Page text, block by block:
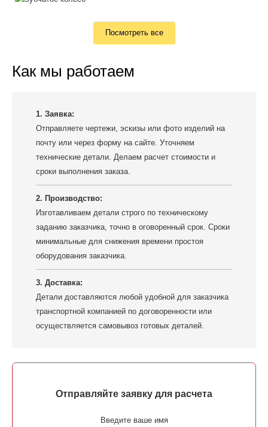
Посмотреть все
Как мы работаем
1. Заявка:
Отправляете чертежи, эскизы или фото изделий на
почту или через форму на сайте. Уточняем
технические детали. Делаем расчет стоимости и
сроки выполнения заказа.
2. Производство:
Изготавливаем детали строго по техническому
заданию заказчика, точно в оговоренный срок. Сроки
минимальные для снижения времени простоя
оборудования заказчика.
3. Доставка:
Детали доставляются любой удобной для заказчика
транспортной компанией по договоренности или
осуществляется самовывоз готовых деталей.
Отправляйте заявку для расчета
Введите ваше имя